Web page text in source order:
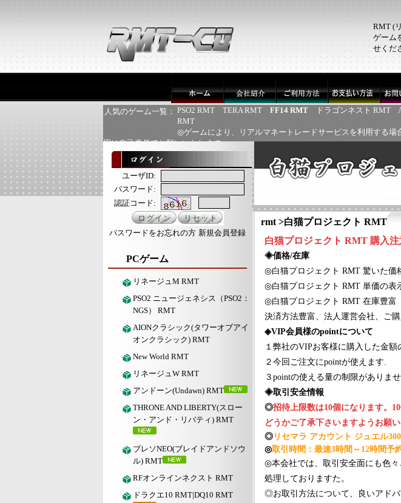
RMT (
ゲーム
せくだ
人気のゲーム一覧： PSO2 RMT TERA RMT FF14 RMT ドラゴンネスト RMT
RMT
◎ゲームにより、リアルマネートレードサービスを利用する
用は自己責任でお願いいたします
ユーザID:
パスワード:
認証コード:
パスワードをお忘れの方 新規会員登録
PCゲーム
リネージュM RMT
PSO2 ニュージェネシス（PSO2：
NGS） RMT
AIONクラシック(タワーオブアイ
オンクラシック) RMT
New World RMT
リネージュW RMT
アンドーン(Undawn) RMT
THRONE AND LIBERTY(スロー
ン・アンド・リバティ) RMT
ブレソNEO(ブレイドアンドソウ
ル) RMT
RFオンラインネクスト RMT
ドラクエ10 RMT|DQ10 RMT
rmt >白猫プロジェクト RMT
白猫プロジェクト RMT 購入
◈価格/在庫
◎白猫プロジェクト RMT 驚いた価
◎白猫プロジェクト RMT 単価の表
◎白猫プロジェクト RMT 在庫豊富
決済方法豊富、法人運営会社、ご購
◈VIP会員様のpointについて
１弊社のVIPお客様に購入した金
２今回ご注文にpointが使えます.
３pointの使える量の制限がありま
◈取引安全情報
◎招待上限数は10個になります。
どうかご了承下さいますようお願い
◎ リセマラ アカウント ジュエル
◎取引時間：最速3時間～12時間予
◎本会社では、取引安全面にも色
処理しておりますた。
◎お取引方法について、良いアド